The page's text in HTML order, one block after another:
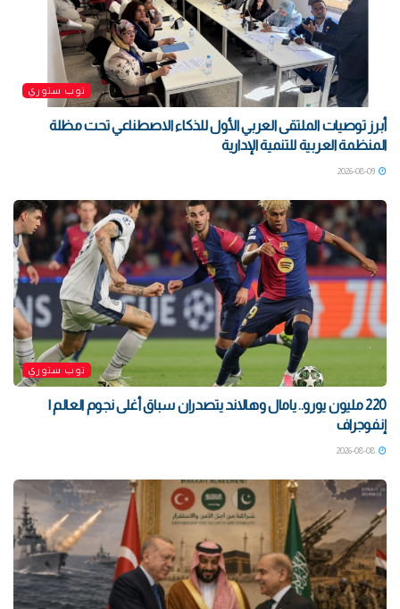
توب ستوري
أبرز توصيات الملتقى العربي الأول للذكاء الاصطناعي تحت مظلة
المنظمة العربية للتنمية الإدارية
توب ستوري
220 مليون يورو.. يامال وهالاند يتصدران سباق أغلى نجوم العالم |
إنفوجراف